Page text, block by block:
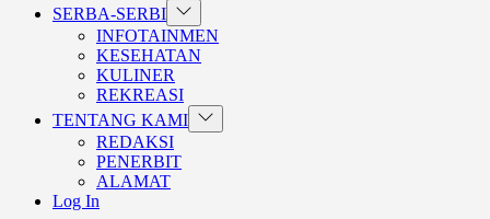
SERBA-SERBI Show
sub
menu
INFOTAINMEN
KESEHATAN
KULINER
REKREASI
TENTANG KAMI Show
sub
REDAKSI
PENERBIT
ALAMAT
Log In